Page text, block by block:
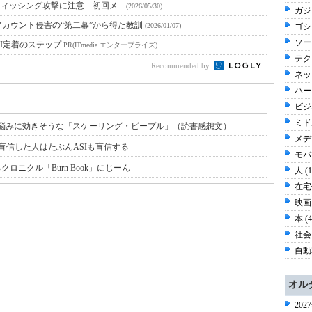
ィッシング攻撃に注意 初回メ... (2026/05/30)
ント侵害の“第二幕”から得た教訓 (2026/01/07)
着のステップPR(ITmedia エンタープライズ)
Recommended by
に効きそうな「スケーリング・ピープル」（読書感想文）
した人はたぶんASIも盲信する
ロニクル「Burn Book」にじーん
ガ
ゴ
ソ
テ
ネ
ハ
ビ
ミ
メ
モ
人
在
映
本
社
自
オル